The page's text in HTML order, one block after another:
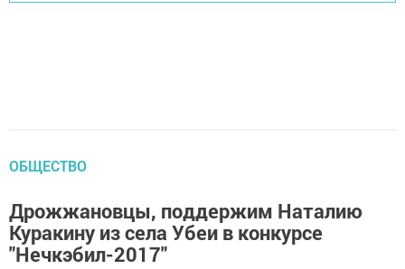
ОБЩЕСТВО
Дрожжановцы, поддержим Наталию
Куракину из села Убеи в конкурсе
"Нечкэбил-2017"